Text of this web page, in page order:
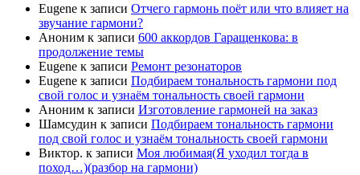
Eugene к записи Отчего гармонь поёт или что влияет на
звучание гармони?
Аноним к записи 600 аккордов Гаращенкова: в
продолжение темы
Eugene к записи Ремонт резонаторов
Eugene к записи Подбираем тональность гармони под
свой голос и узнаём тональность своей гармони
Аноним к записи Изготовление гармоней на заказ
Шамсудин к записи Подбираем тональность гармони
под свой голос и узнаём тональность своей гармони
Виктор. к записи Моя любимая(Я уходил тогда в
поход…)(разбор на гармони)